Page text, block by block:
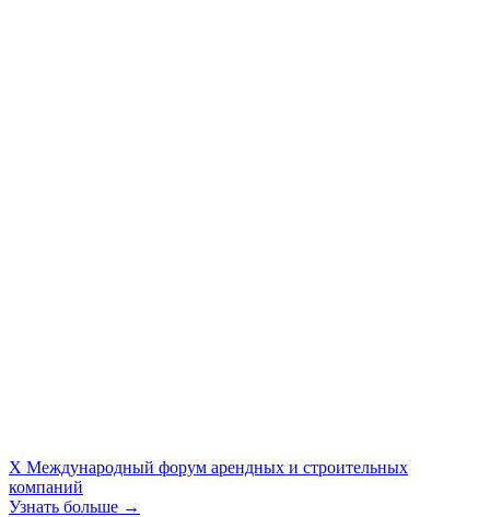
X Международный форум арендных и строительных
компаний
Узнать больше →